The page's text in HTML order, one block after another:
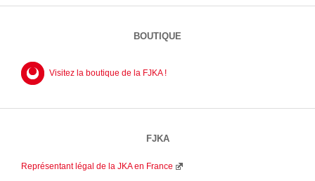
BOUTIQUE
Visitez la boutique de la FJKA !
FJKA
Représentant légal de la JKA en France